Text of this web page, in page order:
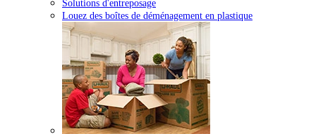
Solutions d'entreposage
Louez des boîtes de déménagement en plastique